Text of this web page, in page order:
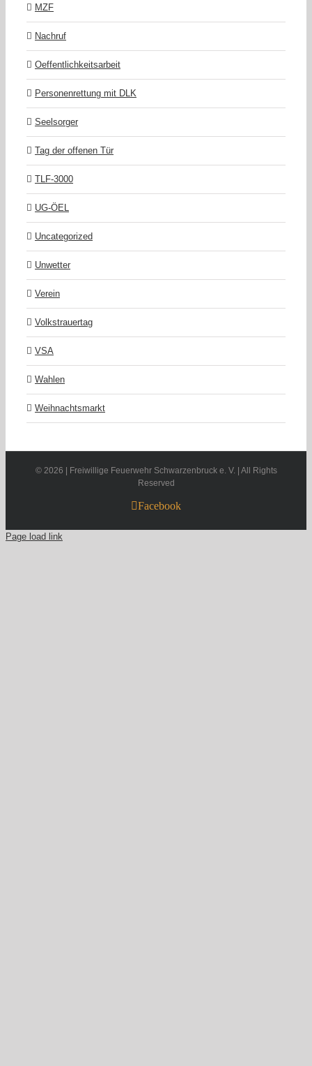
MZF
Nachruf
Oeffentlichkeitsarbeit
Personenrettung mit DLK
Seelsorger
Tag der offenen Tür
TLF-3000
UG-ÖEL
Uncategorized
Unwetter
Verein
Volkstrauertag
VSA
Wahlen
Weihnachtsmarkt
© 2026 | Freiwillige Feuerwehr Schwarzenbruck e. V. | All Rights
Reserved
Facebook
Page load link